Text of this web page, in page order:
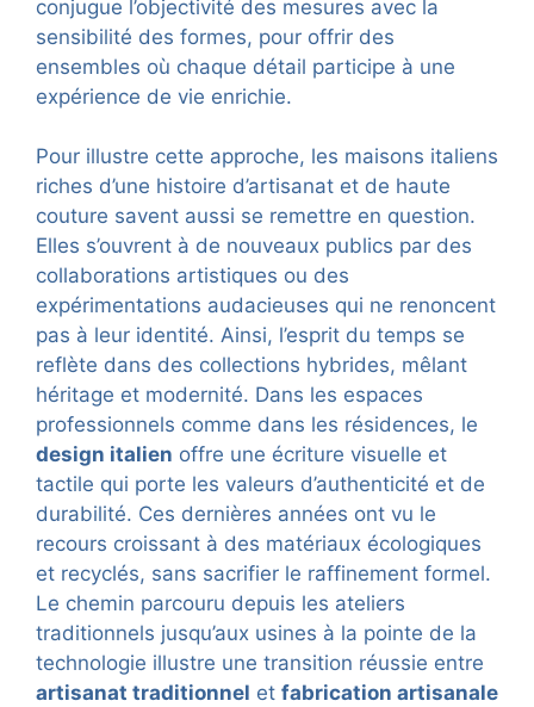
conjugue l’objectivité des mesures avec la
sensibilité des formes, pour offrir des
ensembles où chaque détail participe à une
expérience de vie enrichie.
Pour illustre cette approche, les maisons italiens
riches d’une histoire d’artisanat et de haute
couture savent aussi se remettre en question.
Elles s’ouvrent à de nouveaux publics par des
collaborations artistiques ou des
expérimentations audacieuses qui ne renoncent
pas à leur identité. Ainsi, l’esprit du temps se
reflète dans des collections hybrides, mêlant
héritage et modernité. Dans les espaces
professionnels comme dans les résidences, le
design italien offre une écriture visuelle et
tactile qui porte les valeurs d’authenticité et de
durabilité. Ces dernières années ont vu le
recours croissant à des matériaux écologiques
et recyclés, sans sacrifier le raffinement formel.
Le chemin parcouru depuis les ateliers
traditionnels jusqu’aux usines à la pointe de la
technologie illustre une transition réussie entre
artisanat traditionnel et fabrication artisanale